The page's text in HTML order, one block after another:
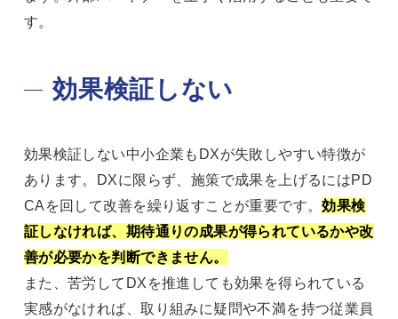
す。
効果検証しない
効果検証しない中小企業もDXが失敗しやすい特徴が
あります。DXに限らず、施策で成果を上げるにはPD
CAを回して改善を繰り返すことが重要です。効果検
証しなければ、期待通りの成果が得られているかや改
善が必要かを判断できません。
また、苦労してDXを推進しても効果を得られている
実感がなければ、取り組みに疑問や不満を持つ従業員